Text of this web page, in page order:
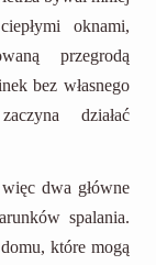
oknami,
przegrodą
bez własnego
działać
dwa główne
spalania.
które mogą